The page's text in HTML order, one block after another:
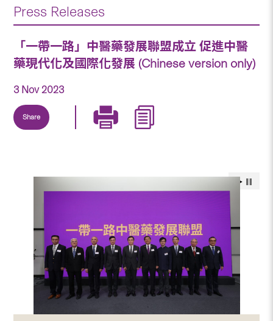
Press Releases
「一帶一路」中醫藥發展聯盟成立 促進中醫
藥現代化及國際化發展 (Chinese version only)
3 Nov 2023
Share